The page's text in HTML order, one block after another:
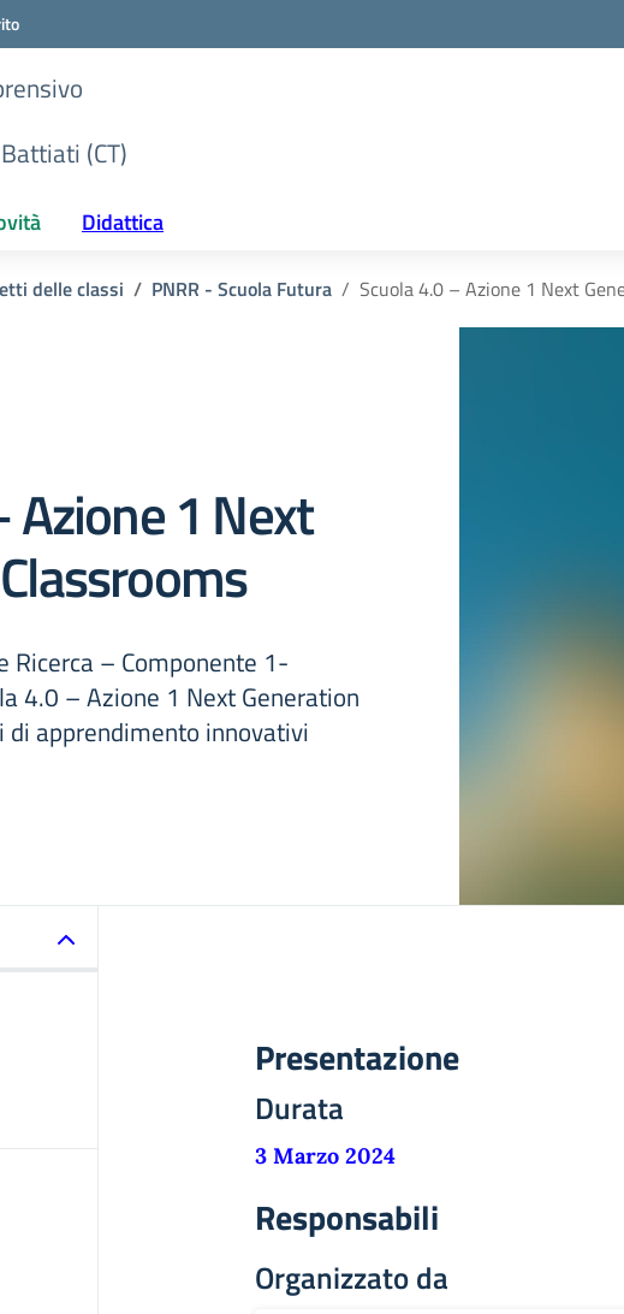
(CT)
Didattica
delle classi PNRR - Scuola Futura Scuola 4.0 – Azione 1 Next
Azione 1 Next
Ricerca – Componente 1-
4.0 – Azione 1 Next Generation
apprendimento innovativi
Presentazione
Durata
3 Marzo 2024
Responsabili
Organizzato da